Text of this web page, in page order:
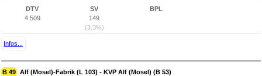
DTV
4.509
SV
149
(3,3%)
BPL
Infos...
B 49 Alf (Mosel)-Fabrik (L 103) - KVP Alf (Mosel) (B 53)